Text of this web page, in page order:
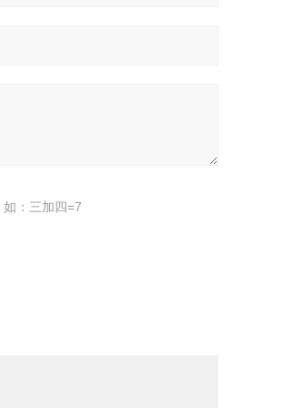
：三加四=7